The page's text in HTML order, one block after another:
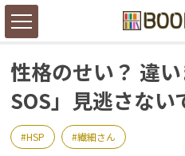
性格のせい？ 違
SOS」見逃さない
HSP 繊細さん